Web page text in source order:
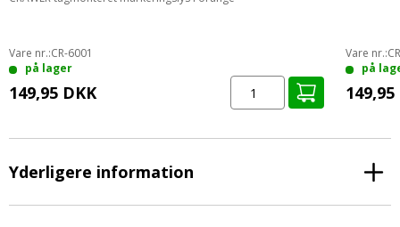
Vare nr.:CR-6001
på lager
149,95 DKK
Vare nr.:
på
149,95
Yderligere information